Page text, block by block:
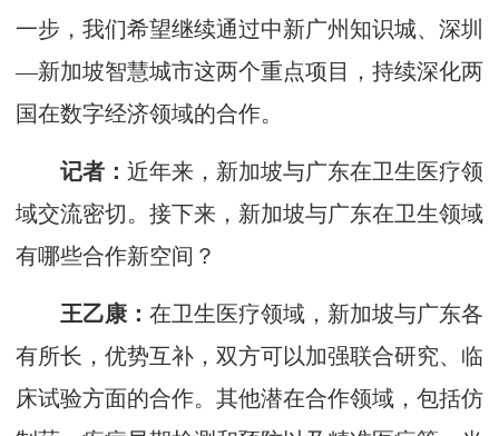
一步，我们希望继续通过中新广州知识城、深圳
—新加坡智慧城市这两个重点项目，持续深化两
国在数字经济领域的合作。
记者： 近年来，新加坡与广东在卫生医疗领
域交流密切。接下来，新加坡与广东在卫生领域
有哪些合作新空间？
王乙康： 在卫生医疗领域，新加坡与广东各
有所长，优势互补，双方可以加强联合研究、临
床试验方面的合作。其他潜在合作领域，包括仿